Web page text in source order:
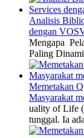
Analisis
dengan
Mengapa
Paling
Memetakan
Masyarakat
uality of Life
tunggal. Ia